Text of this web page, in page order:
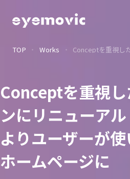
Service
Solution
ョン
Works
制 作事 例
Voice
関 わる人々
TOP Works
Conceptを重視
ンにリニューアル
よりユーザーが
ホームページに